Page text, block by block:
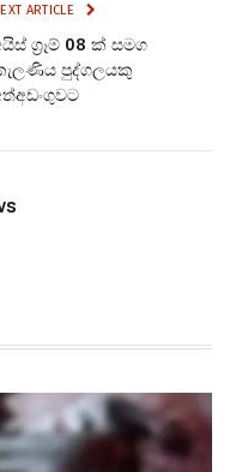
ARTICLE
ග්‍රෑම් 08 ක් සමග
පුද්ගලයකු